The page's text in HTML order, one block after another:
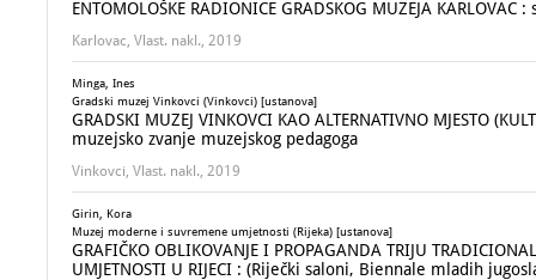
ENTOMOLOŠKE RADIONICE GRADSKOG MUZEJA
Karlovac, Vlast. nakl., 2019
Minga, Ines
Gradski muzej Vinkovci (Vinkovci) [ustanova]
GRADSKI MUZEJ VINKOVCI KAO ALTERNATIVNO MJESTO
muzejsko zvanje muzejskog pedagoga
Vinkovci, Vlast. nakl., 2019
Girin, Kora
Muzej moderne i suvremene umjetnosti (Rijeka) [ustanova]
GRAFIČKO OBLIKOVANJE I PROPAGANDA TRIJU
UMJETNOSTI U RIJECI : (Riječki saloni, Biennale mladih